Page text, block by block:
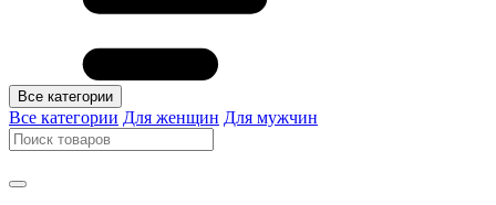
Все категории
Все категории Для женщин Для мужчин